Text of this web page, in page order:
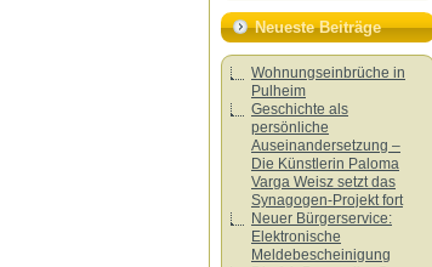
Neueste Beiträge
Wohnungseinbrüche in
Pulheim
Geschichte als
persönliche
Auseinandersetzung –
Die Künstlerin Paloma
Varga Weisz setzt das
Synagogen-Projekt fort
Neuer Bürgerservice:
Elektronische
Meldebescheinigung